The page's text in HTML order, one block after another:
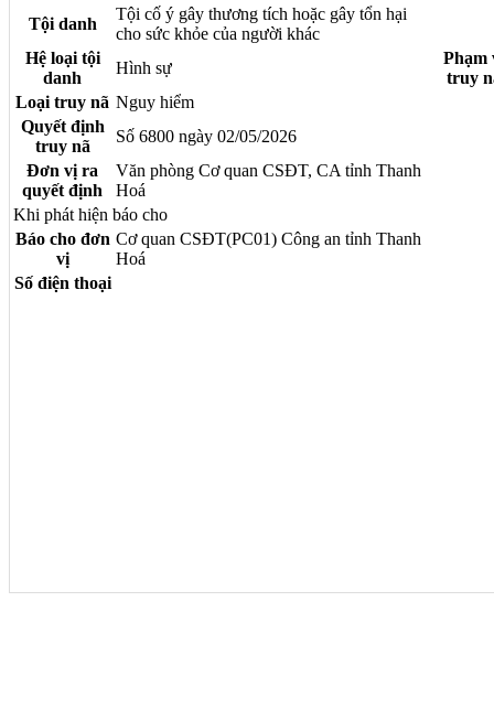
Tội danh
Tội cố ý gây thương tích hoặc gây tổn hại
cho sức khỏe của người khác
Hệ loại tội
danh
Hình sự
Phạm
truy
Loại truy nã Nguy hiểm
Quyết định
truy nã
Số 6800 ngày 02/05/2026
Đơn vị ra
quyết định
Văn phòng Cơ quan CSĐT, CA tỉnh Thanh
Hoá
Khi phát hiện báo cho
Báo cho đơn
vị
Cơ quan CSĐT(PC01) Công an tỉnh Thanh
Hoá
Số điện thoại